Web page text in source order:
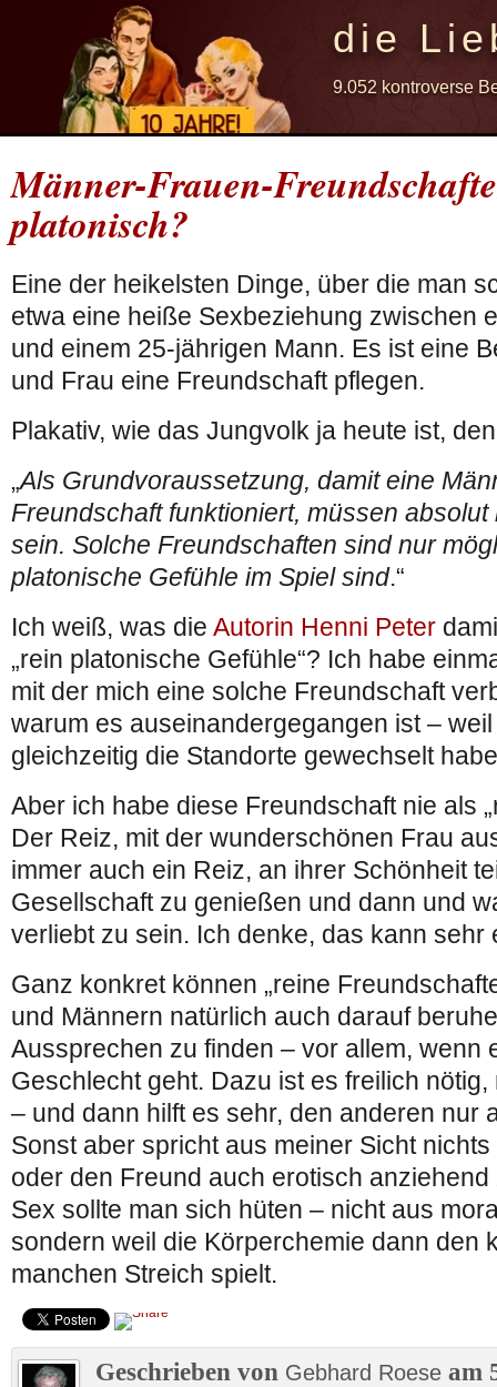
die
9.052 kontroverse
Männer-Frauen-
platonisch?
Eine der heikelsten Dinge, über die man
etwa eine heiße Sexbeziehung zwischen
und einem 25-jährigen Mann. Es ist eine
und Frau eine Freundschaft pflegen.
Plakativ, wie das Jungvolk ja heute ist,
„Als Grundvoraussetzung, damit eine
Freundschaft funktioniert, müssen
sein. Solche Freundschaften sind nur
platonische Gefühle im Spiel sind.“
Ich weiß, was die Autorin Henni Peter
„rein platonische Gefühle“? Ich habe
mit der mich eine solche Freundschaft
warum es auseinandergegangen ist –
gleichzeitig die Standorte gewechselt
Aber ich habe diese Freundschaft nie als
Der Reiz, mit der wunderschönen Frau
immer auch ein Reiz, an ihrer Schönheit
Gesellschaft zu genießen und dann und
verliebt zu sein. Ich denke, das kann sehr
Ganz konkret können „reine
und Männern natürlich auch darauf
Aussprechen zu finden – vor allem, wenn
Geschlecht geht. Dazu ist es freilich
– und dann hilft es sehr, den anderen nur
Sonst aber spricht aus meiner Sicht
oder den Freund auch erotisch
Sex sollte man sich hüten – nicht aus
sondern weil die Körperchemie dann den
manchen Streich spielt.
Geschrieben von Gebhard Roese am